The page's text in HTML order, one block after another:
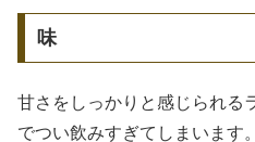
味
甘さをしっかりと感じられる
でつい飲みすぎてしまいます。